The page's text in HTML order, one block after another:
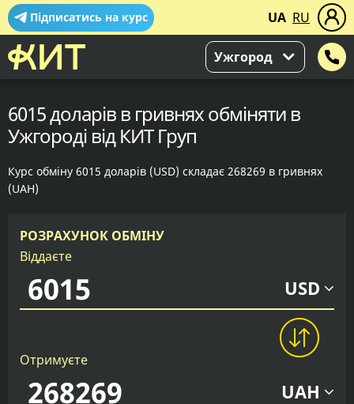
Підписатись на курс UA RU
Ужгород
6015 доларів в гривнях обміняти в
Ужгороді від КИТ Груп
Курс обміну 6015 доларів (USD) складає 268269 в гривнях
(UAH)
РОЗРАХУНОК ОБМІНУ
Віддаєте
USD
Отримуєте
UAH